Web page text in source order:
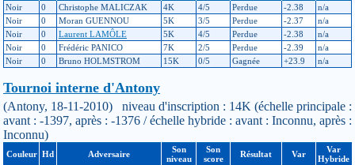
Noir
0 Christophe MALICZAK 4K 4/5 Perdue -2.38
n/a
Noir
0 Moran GUENNOU 5K 3/5 Perdue -2.37
n/a
Noir
0 Laurent LAMÔLE 5K 4/5 Perdue -2.38
n/a
Noir
0 Frédéric PANICO 7K 2/5 Perdue -2.39
n/a
Noir
0 Bruno HOLMSTROM 15K 0/5 Gagnée +23.9 n/a
Tournoi interne d'Antony
(Antony, 18-11-2010) niveau d'inscription : 14K (échelle principale :
avant : -1397, après : -1376 / échelle hybride : avant : Inconnu, après :
Inconnu)
Couleur Hd Adversaire
Son
niveau
Son
score
Résultat Var
Var
Hybride